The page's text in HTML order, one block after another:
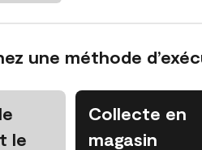
une méthode
le
Collecte en
magasin